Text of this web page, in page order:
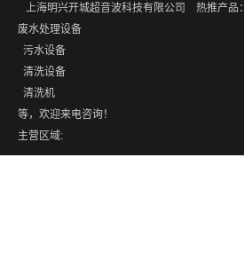
上海明兴开城超音波科技有限公司 热推产品：
废水处理设备
污水设备
清洗设备
清洗机
等，欢迎来电咨询！
主营区域: